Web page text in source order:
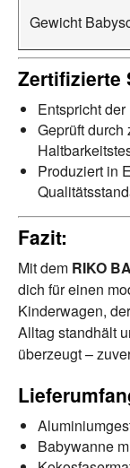
Gewicht
Zertifizierte
Entspricht
Geprüft
Produziert in
Fazit:
Mit dem RIKO
dich für einen
Kinderwagen,
Alltag standhält
überzeugt –
Babywanne